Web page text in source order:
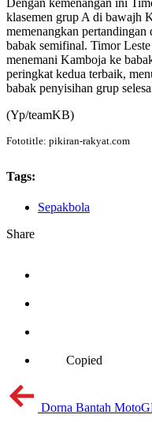
Dengan kemenangan ini
klasemen grup A di bawajh
memenangkan
babak semifinal. Timor
menemani Kamboja ke
peringkat kedua terbaik,
babak penyisihan grup
(Yp/teamKB)
Fototitle: pikiran-rakyat.com
Tags:
Sepakbola
Share
Copied
Dorna Bantah